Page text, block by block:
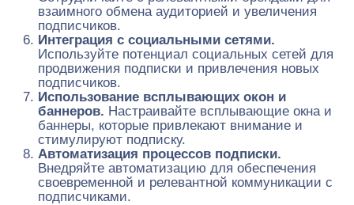
взаимного обмена аудиторией и увеличения
подписчиков.
Интеграция с социальными сетями.
Используйте потенциал социальных сетей для
продвижения подписки и привлечения новых
подписчиков.
Использование всплывающих окон и
баннеров. Настраивайте всплывающие окна и
баннеры, которые привлекают внимание и
стимулируют подписку.
Автоматизация процессов подписки.
Внедряйте автоматизацию для обеспечения
своевременной и релевантной коммуникации с
подписчиками.